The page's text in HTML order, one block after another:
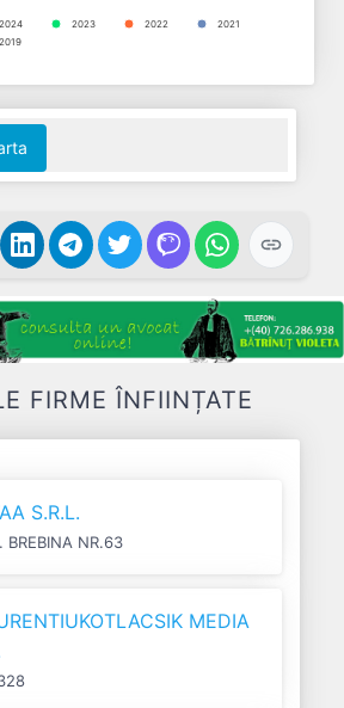
2024 2023 2022
2021
2019
FIRME ÎNFIINȚATE
S.R.L.
BREBINA NR.63
MEDIA